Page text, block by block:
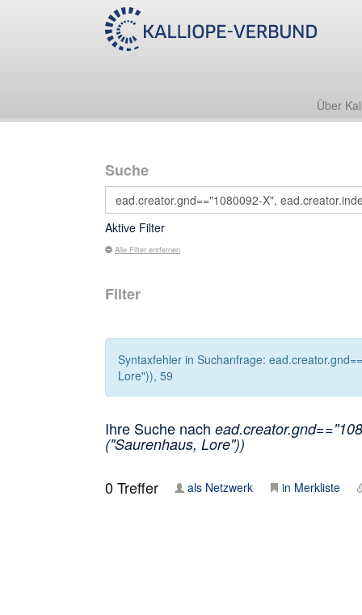
Über
Suche
Aktive Filter
Alle Filter entfernen
Filter
Syntaxfehler in Suchanfrage:
Lore")), 59
Ihre Suche nach
("Saurenhaus, Lore"))
0Treffer als Netzwerk in Merkliste